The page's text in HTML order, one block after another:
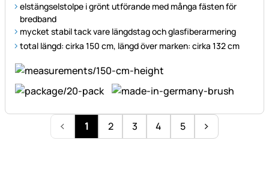
elstängselstolpe i grönt utförande med många fästen för
bredband
mycket stabil tack vare längdstag och glasfiberarmering
total längd: cirka 150 cm, längd över marken: cirka 132 cm
1 2 3 4 5